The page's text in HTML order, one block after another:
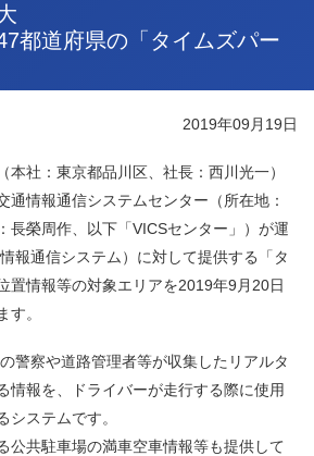
大
都道府県の「タイムズパー
2019年09月19日
社：東京都品川区、社長：西川光一）
通情報通信システムセンター（所在地：
長榮周作、以下「VICSセンター」）が運
報通信システム）に対して提供する「タ
置情報等の対象エリアを2019年9月20日
す。
警察や道路管理者等が収集したリアルタ
情報を、ドライバーが走行する際に使用
システムです。
公共駐車場の満車空車情報等も提供して